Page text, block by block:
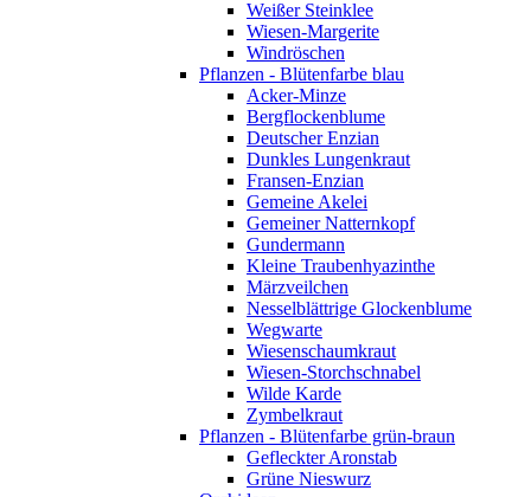
Weißer Steinklee
Wiesen-Margerite
Windröschen
Pflanzen - Blütenfarbe blau
Acker-Minze
Bergflockenblume
Deutscher Enzian
Dunkles Lungenkraut
Fransen-Enzian
Gemeine Akelei
Gemeiner Natternkopf
Gundermann
Kleine Traubenhyazinthe
Märzveilchen
Nesselblättrige Glockenblume
Wegwarte
Wiesenschaumkraut
Wiesen-Storchschnabel
Wilde Karde
Zymbelkraut
Pflanzen - Blütenfarbe grün-braun
Gefleckter Aronstab
Grüne Nieswurz